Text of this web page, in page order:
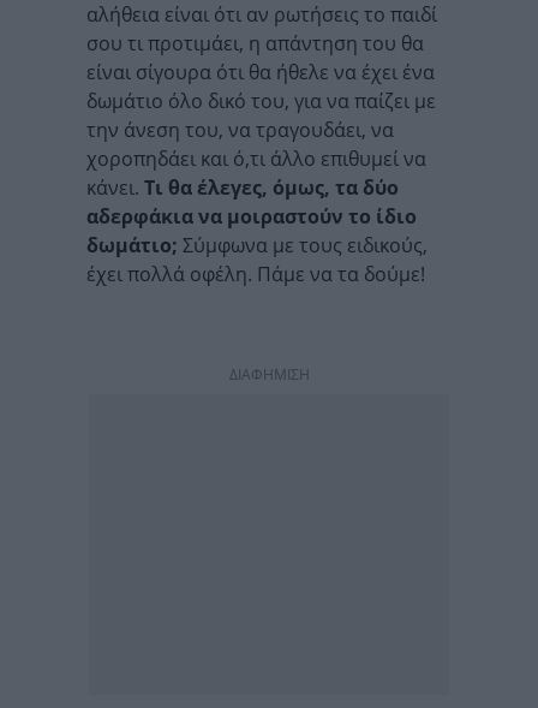
αλήθεια είναι ότι αν ρωτήσεις το παιδί
σου τι προτιμάει, η απάντηση του θα
είναι σίγουρα ότι θα ήθελε να έχει ένα
δωμάτιο όλο δικό του, για να παίζει με
την άνεση του, να τραγουδάει, να
χοροπηδάει και ό,τι άλλο επιθυμεί να
κάνει. Τι θα έλεγες, όμως, τα δύο
αδερφάκια να μοιραστούν το ίδιο
δωμάτιο; Σύμφωνα με τους ειδικούς,
έχει πολλά οφέλη. Πάμε να τα δούμε!
ΔΙΑΦΗΜΙΣΗ